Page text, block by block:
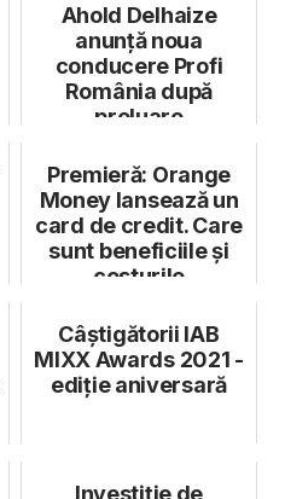
Ahold Delhaize
anunță noua
conducere Profi
România după
preluare
Premieră: Orange
Money lansează un
card de credit. Care
sunt beneficiile și
costurile
Câștigătorii IAB
MIXX Awards 2021 -
ediție aniversară
Investiție de